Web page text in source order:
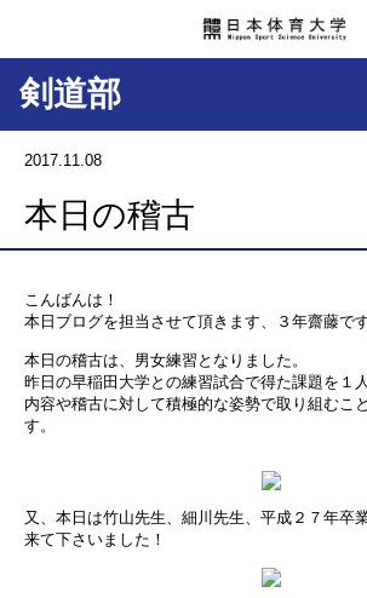
剣道部
2017.11.08
本日の稽古
こんばんは！
本日ブログを担当させて頂きます、３年齋藤で
本日の稽古は、男女練習となりました。
昨日の早稲田大学との練習試合で得た課題を１
内容や稽古に対して積極的な姿勢で取り組むこ
す。
又、本日は竹山先生、細川先生、平成２７年卒
来て下さいました！